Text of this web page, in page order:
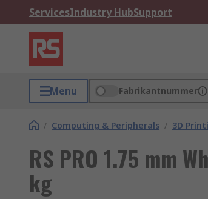
ServicesIndustry HubSupport
Menu Fabrikantnummer
/ Computing & Peripherals / 3D
RS PRO 1.75 mm
kg